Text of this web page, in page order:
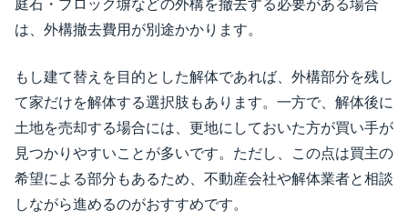
は、外構撤去費用が別途かかります。
もし建て替えを目的とした解体であれば、外構部分を残し
て家だけを解体する選択肢もあります。一方で、解体後に
土地を売却する場合には、更地にしておいた方が買い手が
見つかりやすいことが多いです。ただし、この点は買主の
希望による部分もあるため、不動産会社や解体業者と相談
しながら進めるのがおすすめです。